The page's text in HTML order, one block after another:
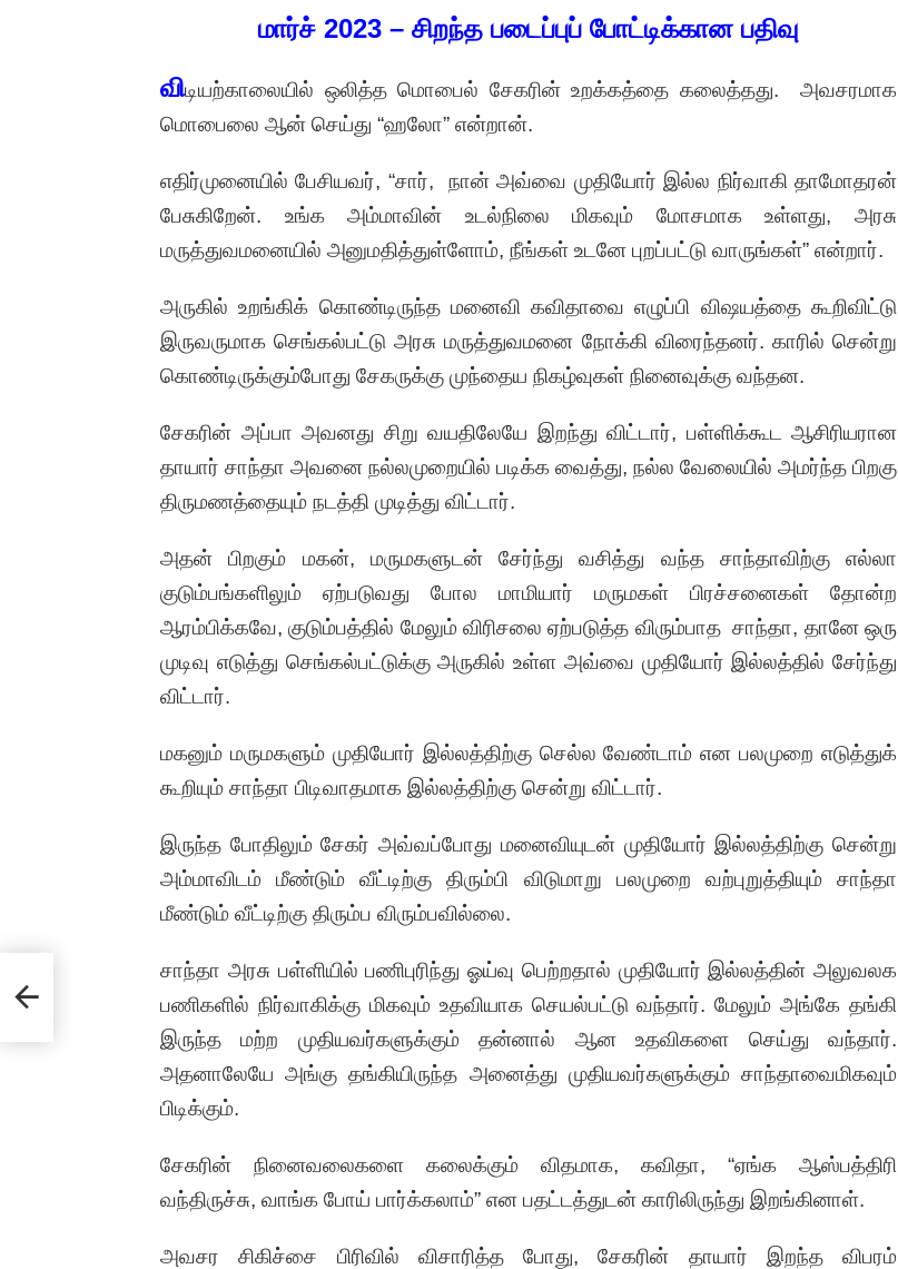
மார்ச் 2023 – சிறந்த படைப்புப் போட்டிக்கான பதிவு
விடியற்காலையில் ஒலித்த மொபைல் சேகரின் உறக்கத்தை கலைத்தது. அவசரமாக
மொபைலை ஆன் செய்து “ஹலோ” என்றான்.
எதிர்முனையில் பேசியவர், “சார், நான் அவ்வை முதியோர் இல்ல நிர்வாகி தாமோதரன்
பேசுகிறேன். உங்க அம்மாவின் உடல்நிலை மிகவும் மோசமாக உள்ளது, அரசு
மருத்துவமனையில் அனுமதித்துள்ளோம், நீங்கள் உடனே புறப்பட்டு வாருங்கள்” என்றார்.
அருகில் உறங்கிக் கொண்டிருந்த மனைவி கவிதாவை எழுப்பி விஷயத்தை கூறிவிட்டு
இருவருமாக செங்கல்பட்டு அரசு மருத்துவமனை நோக்கி விரைந்தனர். காரில் சென்று
கொண்டிருக்கும்போது சேகருக்கு முந்தைய நிகழ்வுகள் நினைவுக்கு வந்தன.
சேகரின் அப்பா அவனது சிறு வயதிலேயே இறந்து விட்டார், பள்ளிக்கூட ஆசிரியரான
தாயார் சாந்தா அவனை நல்லமுறையில் படிக்க வைத்து, நல்ல வேலையில் அமர்ந்த பிறகு
திருமணத்தையும் நடத்தி முடித்து விட்டார்.
அதன் பிறகும் மகன், மருமகளுடன் சேர்ந்து வசித்து வந்த சாந்தாவிற்கு எல்லா
குடும்பங்களிலும் ஏற்படுவது போல மாமியார் மருமகள் பிரச்சனைகள் தோன்ற
ஆரம்பிக்கவே, குடும்பத்தில் மேலும் விரிசலை ஏற்படுத்த விரும்பாத சாந்தா, தானே ஒரு
முடிவு எடுத்து செங்கல்பட்டுக்கு அருகில் உள்ள அவ்வை முதியோர் இல்லத்தில் சேர்ந்து
விட்டார்.
மகனும் மருமகளும் முதியோர் இல்லத்திற்கு செல்ல வேண்டாம் என பலமுறை எடுத்துக்
கூறியும் சாந்தா பிடிவாதமாக இல்லத்திற்கு சென்று விட்டார்.
இருந்த போதிலும் சேகர் அவ்வப்போது மனைவியுடன் முதியோர் இல்லத்திற்கு சென்று
அம்மாவிடம் மீண்டும் வீட்டிற்கு திரும்பி விடுமாறு பலமுறை வற்புறுத்தியும் சாந்தா
மீண்டும் வீட்டிற்கு திரும்ப விரும்பவில்லை.
சாந்தா அரசு பள்ளியில் பணிபுரிந்து ஓய்வு பெற்றதால் முதியோர் இல்லத்தின் அலுவலக
பணிகளில் நிர்வாகிக்கு மிகவும் உதவியாக செயல்பட்டு வந்தார். மேலும் அங்கே தங்கி
இருந்த மற்ற முதியவர்களுக்கும் தன்னால் ஆன உதவிகளை செய்து வந்தார்.
அதனாலேயே அங்கு தங்கியிருந்த அனைத்து முதியவர்களுக்கும் சாந்தாவைமிகவும்
பிடிக்கும்.
சேகரின் நினைவலைகளை கலைக்கும் விதமாக, கவிதா, “ஏங்க ஆஸ்பத்திரி
வந்திருச்சு, வாங்க போய் பார்க்கலாம்” என பதட்டத்துடன் காரிலிருந்து இறங்கினாள்.
அவசர சிகிச்சை பிரிவில் விசாரித்த போது, சேகரின் தாயார் இறந்த விபரம்